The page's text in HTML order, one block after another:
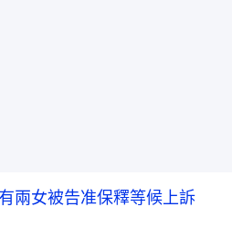
兩女被告准保釋等候上訴